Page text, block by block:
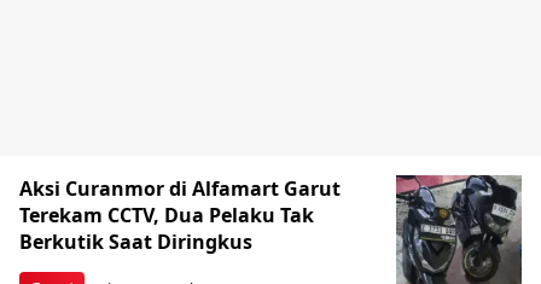
Aksi Curanmor di Alfamart Garut
Terekam CCTV, Dua Pelaku Tak
Berkutik Saat Diringkus